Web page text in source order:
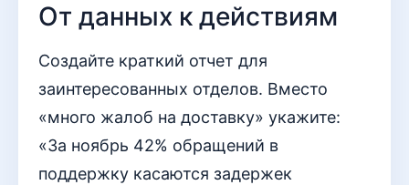
От данных к действиям
Создайте краткий отчет для
заинтересованных отделов. Вместо
«много жалоб на доставку» укажите:
«За ноябрь 42% обращений в
поддержку касаются задержек